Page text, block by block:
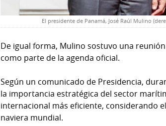
El presidente de Panamá, José Raúl Mulino
De igual forma, Mulino sostuvo una
como parte de la agenda oficial.
Según un comunicado de Presidencia,
la importancia estratégica del sector
internacional más eficiente, considerando
naviera mundial.